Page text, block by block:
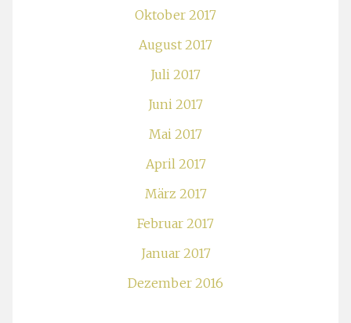
Oktober 2017
August 2017
Juli 2017
Juni 2017
Mai 2017
April 2017
März 2017
Februar 2017
Januar 2017
Dezember 2016